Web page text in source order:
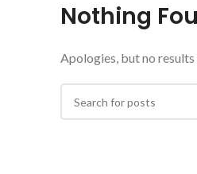
Nothing
Apologies, but no